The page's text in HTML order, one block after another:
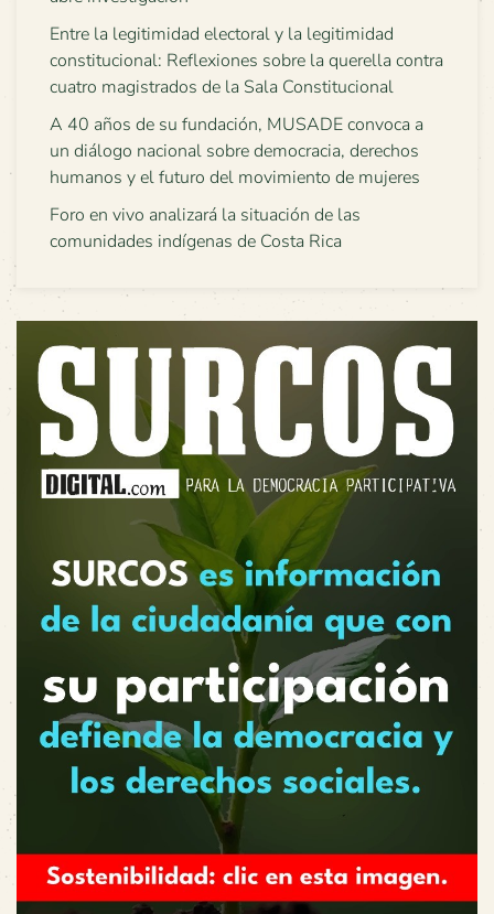
Entre la legitimidad electoral y la legitimidad
constitucional: Reflexiones sobre la querella contra
cuatro magistrados de la Sala Constitucional
A 40 años de su fundación, MUSADE convoca a
un diálogo nacional sobre democracia, derechos
humanos y el futuro del movimiento de mujeres
Foro en vivo analizará la situación de las
comunidades indígenas de Costa Rica